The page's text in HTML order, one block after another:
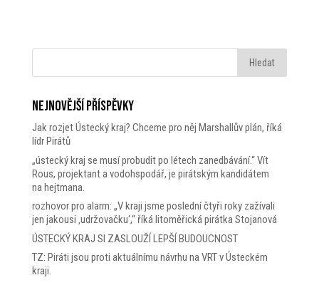
Nejnovější příspěvky
Jak rozjet Ústecký kraj? Chceme pro něj Marshallův plán, říká
lídr Pirátů
„ústecký kraj se musí probudit po létech zanedbávání.“ Vít
Rous, projektant a vodohspodář, je pirátským kandidátem
na hejtmana.
rozhovor pro alarm: „V kraji jsme poslední čtyři roky zažívali
jen jakousi ‚udržovačku‘,“ říká litoměřická pirátka Stojanová
ÚSTECKÝ KRAJ SI ZASLOUŽÍ LEPŠÍ BUDOUCNOST
TZ: Piráti jsou proti aktuálnímu návrhu na VRT v Ústeckém
kraji.